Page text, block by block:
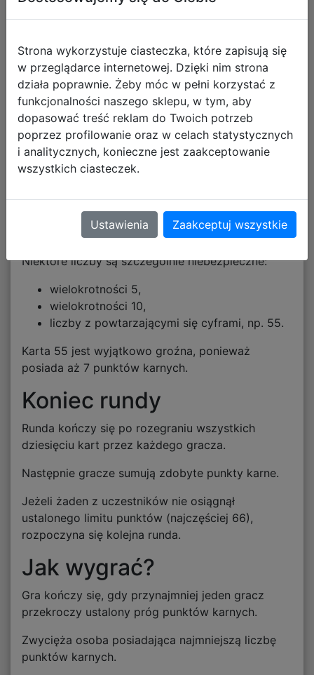
zabiera poprzednie pięć kart,
kart,
jego karta rozpoczyna nowy rząd.
To właśnie od tej zasady pochodzi nazwa gry – „6.
bierze!”.
Punkty karne
Na każdej karcie znajduje się od 1 do 7 symboli
Im więcej byków na karcie, tym więcej punktów
karnych przynosi jej przejęcie.
Niektóre liczby są szczególnie niebezpieczne:
wielokrotności 5,
wielokrotności 10,
liczby z powtarzającymi się cyframi, np. 55.
Karta 55 jest wyjątkowo groźna, ponieważ
posiada aż 7 punktów karnych.
Koniec rundy
Runda kończy się po rozegraniu wszystkich
dziesięciu kart przez każdego gracza.
Następnie gracze sumują zdobyte punkty karne.
Jeżeli żaden z uczestników nie osiągnął
ustalonego limitu punktów (najczęściej 66),
rozpoczyna się kolejna runda.
Jak wygrać?
Gra kończy się, gdy przynajmniej jeden gracz
przekroczy ustalony próg punktów karnych.
Zwycięża osoba posiadająca najmniejszą liczbę
punktów karnych.
Strona wykorzystuje ciasteczka, które zapisują się
w przeglądarce internetowej. Dzięki nim strona
działa poprawnie. Żeby móc w pełni korzystać z
funkcjonalności naszego sklepu, w tym, aby
dopasować treść reklam do Twoich potrzeb
poprzez profilowanie oraz w celach statystycznych
i analitycznych, konieczne jest zaakceptowanie
wszystkich ciasteczek.
Ustawienia Zaakceptuj wszystkie